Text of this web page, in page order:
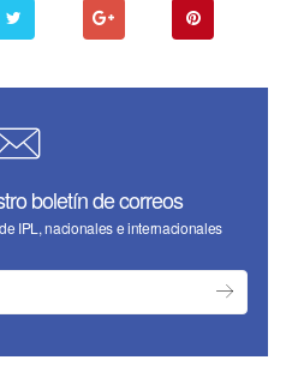
boletín de correos
IPL, nacionales e internacionales